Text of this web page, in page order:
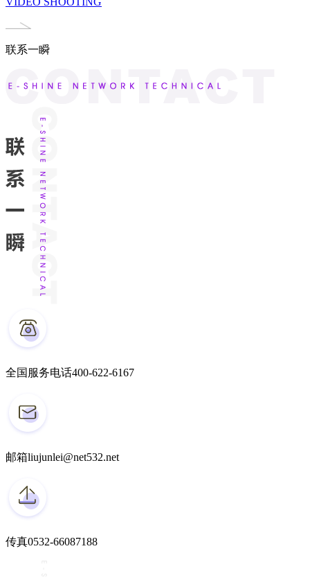
联系一瞬
全国服务电话400-622-6167
邮箱liujunlei@net532.net
传真0532-66087188